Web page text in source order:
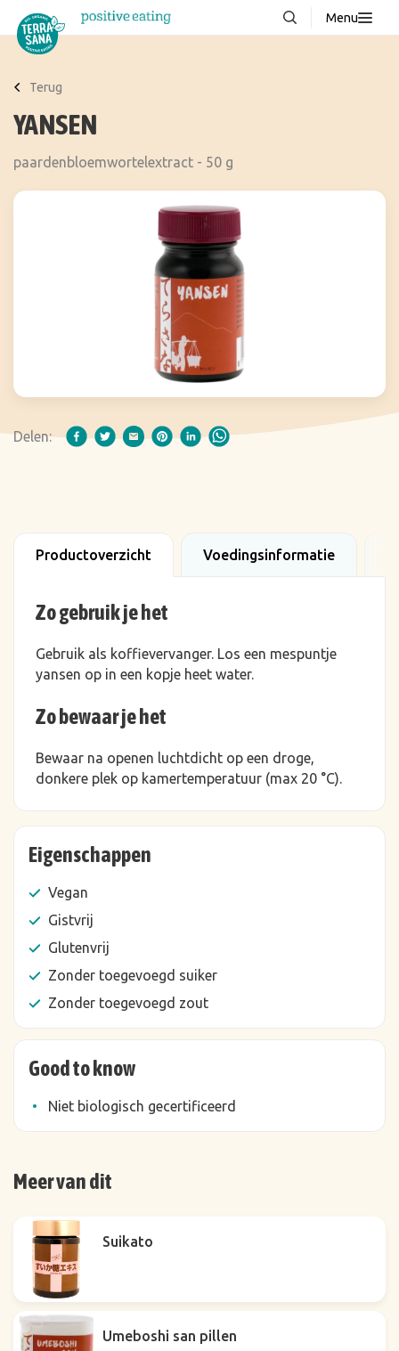
Menu
Over ons
Stories
FAQ
Recepten
Terug
YANSEN
paardenbloemwortelextract - 50 g
Delen:
Productoverzicht Voedingsinformatie
Zo gebruik je het
Gebruik als koffievervanger. Los een mespuntje
yansen op in een kopje heet water.
Zo bewaar je het
Bewaar na openen luchtdicht op een droge,
donkere plek op kamertemperatuur (max 20 °C).
Eigenschappen
Vegan
Gistvrij
Glutenvrij
Zonder toegevoegd suiker
Zonder toegevoegd zout
Good to know
Niet biologisch gecertificeerd
Meer van dit
Suikato
Umeboshi san pillen